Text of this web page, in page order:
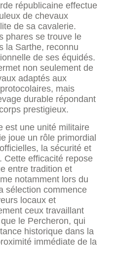
républicaine effectue
de chevaux
de sa cavalerie.
phares se trouve le
la Sarthe, reconnu
de ses équidés.
non seulement de
adaptés aux
mais
durable répondant
prestigieux.
est une unité militaire
joue un rôle primordial
la sécurité et
Cette efficacité repose
entre tradition et
notamment lors du
sélection commence
locaux et
ceux travaillant
le Percheron, qui
historique dans la
immédiate de la